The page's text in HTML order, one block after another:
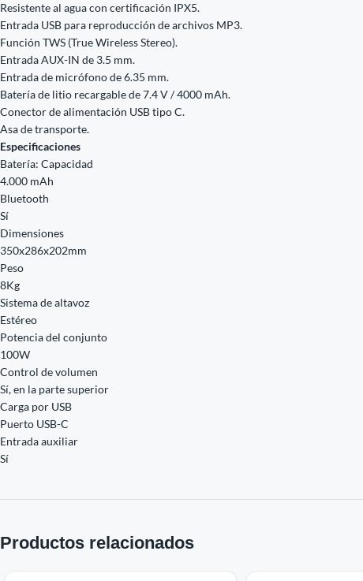
Resistente al agua con certificación IPX5.
Entrada USB para reproducción de archivos MP3.
Función TWS (True Wireless Stereo).
Entrada AUX-IN de 3.5 mm.
Entrada de micrófono de 6.35 mm.
Batería de litio recargable de 7.4 V / 4000 mAh.
Conector de alimentación USB tipo C.
Asa de transporte.
Especificaciones
Batería: Capacidad
4.000 mAh
Bluetooth
Sí
Dimensiones
350x286x202mm
Peso
8Kg
Sistema de altavoz
Estéreo
Potencia del conjunto
100W
Control de volumen
Sí, en la parte superior
Carga por USB
Puerto USB-C
Entrada auxiliar
Sí
Productos relacionados